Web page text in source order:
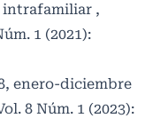
intrafamiliar ,
1 (2021):
enero-diciembre
8 Núm. 1 (2023):